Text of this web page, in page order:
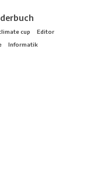
cup
Editor
Informatik